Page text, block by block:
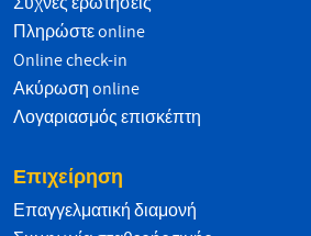
Πληρώστε online
Online check-in
Ακύρωση online
Λογαριασμός επισκέπτη
Επιχείρηση
Επαγγελματική διαμονή